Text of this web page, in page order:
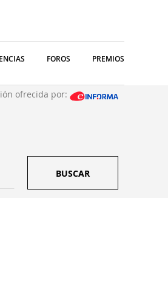
FOROS PREMIOS
ofrecida por:
BUSCAR